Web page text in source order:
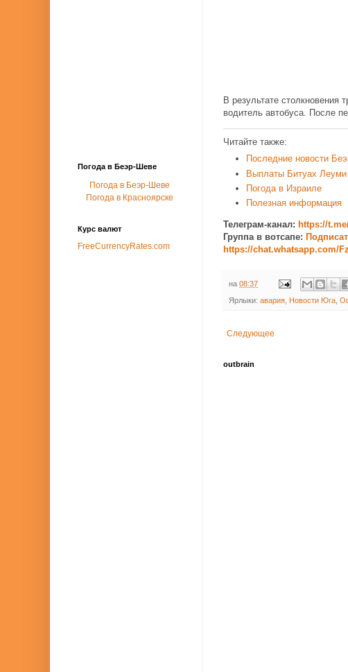
В результате столкновения
водитель автобуса. После
Читайте также:
Последние новости
Выплаты Битуах Леуми
Погода в Израиле
Полезная информация
Телеграм-канал: https://
Группа в вотсапе:
https://chat.whatsapp.com/
на 08:37
Ярлыки: авария Новости Юга
Следующее
outbrain
Погода в Беэр-Шеве
Погода в Беэр-Шеве
Погода в Красноярске
Курс валют
FreeCurrencyRates.com